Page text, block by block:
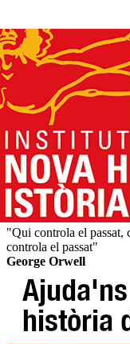
"Qui controla el passat,
controla el passat"
George Orwell